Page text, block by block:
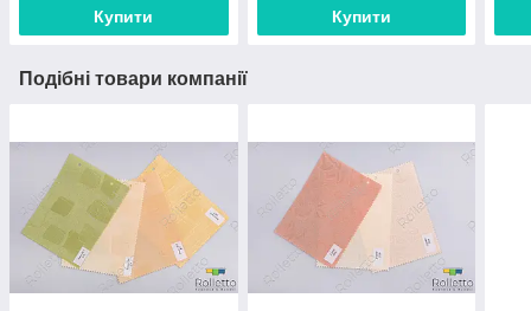
Купити Купити
Подібні товари компанії